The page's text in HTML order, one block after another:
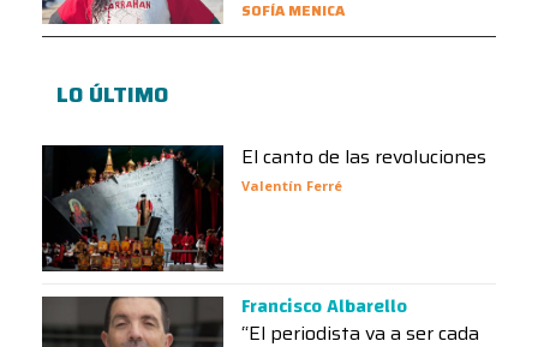
SOFÍA MENICA
LO ÚLTIMO
El canto de las revoluciones
Valentín Ferré
Francisco Albarello
“El periodista va a ser cada